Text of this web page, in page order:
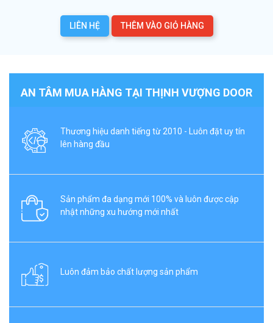
LIÊN HỆ THÊM VÀO GIỎ HÀNG
AN TÂM MUA HÀNG TẠI THỊNH VƯỢNG DOOR
Thương hiệu danh tiếng từ 2010 - Luôn đặt uy tín
lên hàng đầu
Sản phẩm đa dạng mới 100% và luôn được cập
nhật những xu hướng mới nhất
Luôn đảm bảo chất lượng sản phẩm